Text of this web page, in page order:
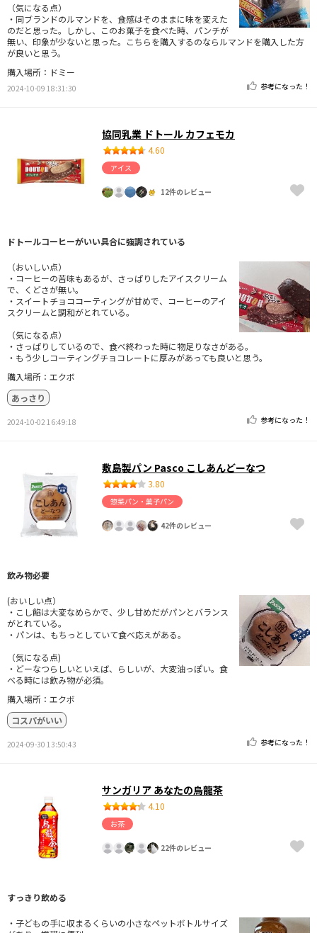
（気になる点）
・同ブランドのルマンドを、食感はそのままに味を変えた
のだと思った。しかし、このお菓子を食べた時、パンチが
無い、印象が少ないと思った。こちらを購入するのならルマンドを購入した方
が良いと思う。
購入場所：ドミー
2024-10-09 18:31:30 参考になった！
協同乳業 ドトール カフェモカ
4.60
アイス
12件のレビュー
ドトールコーヒーがいい具合に強調されている
（おいしい点）
・コーヒーの苦味もあるが、さっぱりしたアイスクリーム
で、くどさが無い。
・スイートチョココーティングが甘めで、コーヒーのアイ
スクリームと調和がとれている。
（気になる点）
・さっぱりしているので、食べ終わった時に物足りなさがある。
・もう少しコーティングチョコレートに厚みがあっても良いと思う。
購入場所：エクボ
あっさり
2024-10-02 16:49:18 参考になった！
敷島製パン Pasco こしあんどーなつ
3.80
惣菜パン・菓子パン
42件のレビュー
飲み物必要
(おいしい点）
・こし餡は大変なめらかで、少し甘めだがパンとバランス
がとれている。
・パンは、もちっとしていて食べ応えがある。
（気になる点)
・どーなつらしいといえば、らしいが、大変油っぽい。食
べる時には飲み物が必須。
購入場所：エクボ
コスパがいい
2024-09-30 13:50:43 参考になった！
サンガリア あなたの烏龍茶
4.10
お茶
22件のレビュー
すっきり飲める
・子どもの手に収まるくらいの小さなペットボトルサイズ